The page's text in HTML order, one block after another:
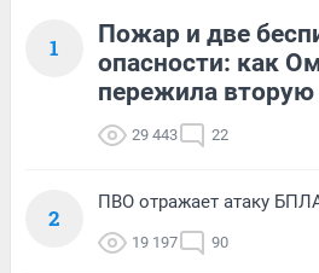
1
Пожар и две
опасности: как
пережила
29 443 22
2
ПВО отражает атаку
19 197 90